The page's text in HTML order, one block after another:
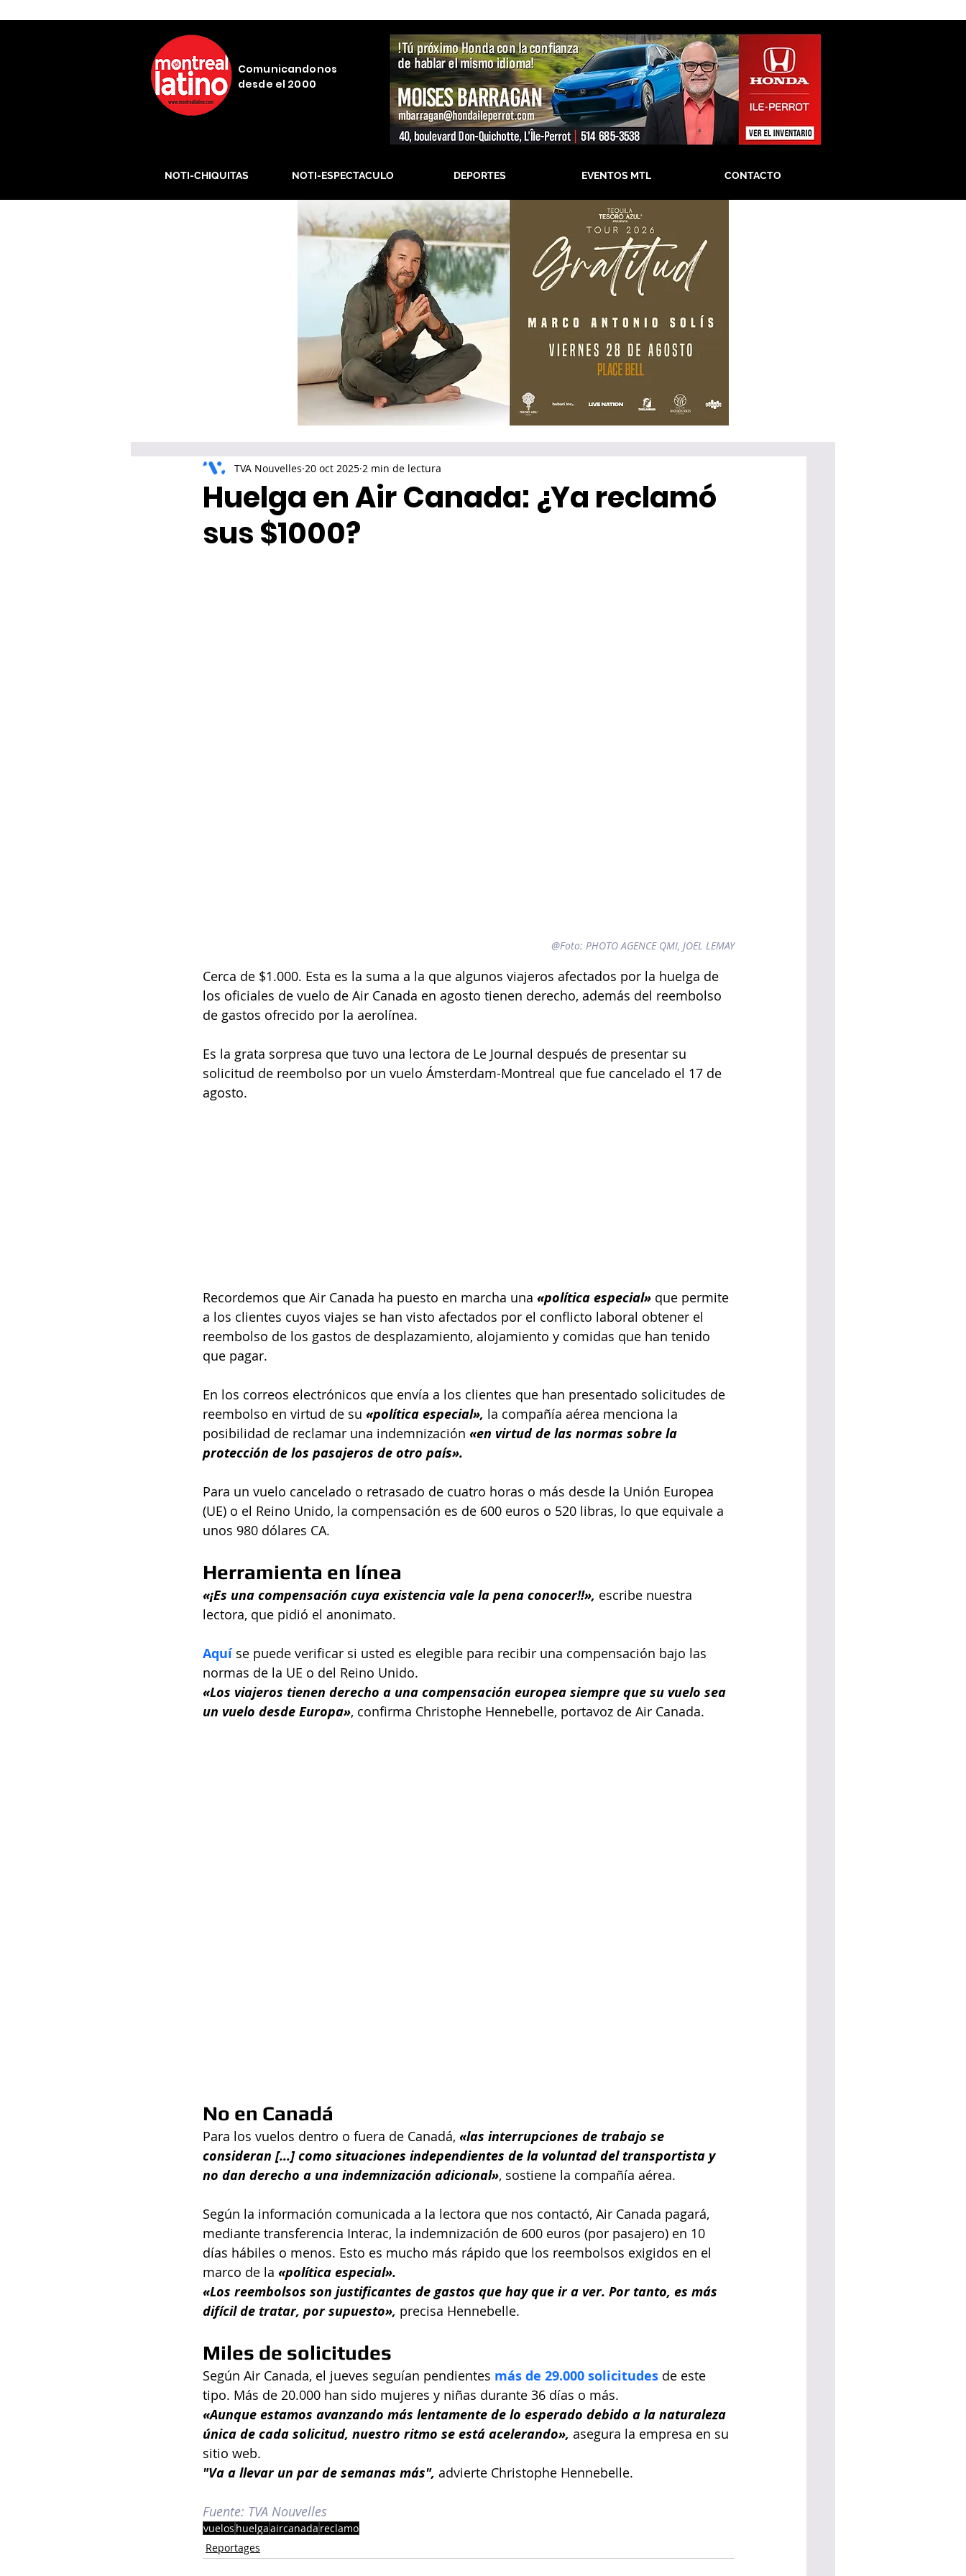
Comunicandonos
desde el 2000
NOTI-CHIQUITAS NOTI-ESPECTACULO DEPORTES EVENTOS MTL CONTACTO
Huelga en Air Canada: ¿Ya reclamó
sus $1000?
TVA Nouvelles 20 oct 2025 2 min de lectura
@Foto: PHOTO AGENCE QMI, JOEL LEMAY
Cerca de $1.000. Esta es la suma a la que algunos viajeros afectados por la huelga de
los oficiales de vuelo de Air Canada en agosto tienen derecho, además del reembolso
de gastos ofrecido por la aerolínea.
Es la grata sorpresa que tuvo una lectora de Le Journal después de presentar su
solicitud de reembolso por un vuelo Ámsterdam-Montreal que fue cancelado el 17 de
agosto.
Recordemos que Air Canada ha puesto en marcha una «política especial» que permite
a los clientes cuyos viajes se han visto afectados por el conflicto laboral obtener el
reembolso de los gastos de desplazamiento, alojamiento y comidas que han tenido
que pagar.
En los correos electrónicos que envía a los clientes que han presentado solicitudes de
reembolso en virtud de su «política especial», la compañía aérea menciona la
posibilidad de reclamar una indemnización «en virtud de las normas sobre la
protección de los pasajeros de otro país».
Para un vuelo cancelado o retrasado de cuatro horas o más desde la Unión Europea
(UE) o el Reino Unido, la compensación es de 600 euros o 520 libras, lo que equivale a
unos 980 dólares CA.
Herramienta en línea
«¡Es una compensación cuya existencia vale la pena conocer!!», escribe nuestra
lectora, que pidió el anonimato.
Aquí se puede verificar si usted es elegible para recibir una compensación bajo las
normas de la UE o del Reino Unido.
«Los viajeros tienen derecho a una compensación europea siempre que su vuelo sea
un vuelo desde Europa», confirma Christophe Hennebelle, portavoz de Air Canada.
No en Canadá
Para los vuelos dentro o fuera de Canadá, «las interrupciones de trabajo se
consideran [...] como situaciones independientes de la voluntad del transportista y
no dan derecho a una indemnización adicional», sostiene la compañía aérea.
Según la información comunicada a la lectora que nos contactó, Air Canada pagará,
mediante transferencia Interac, la indemnización de 600 euros (por pasajero) en 10
días hábiles o menos. Esto es mucho más rápido que los reembolsos exigidos en el
marco de la «política especial».
«Los reembolsos son justificantes de gastos que hay que ir a ver. Por tanto, es más
difícil de tratar, por supuesto», precisa Hennebelle.
Miles de solicitudes
Según Air Canada, el jueves seguían pendientes más de 29.000 solicitudes de este
tipo. Más de 20.000 han sido mujeres y niñas durante 36 días o más.
«Aunque estamos avanzando más lentamente de lo esperado debido a la naturaleza
única de cada solicitud, nuestro ritmo se está acelerando», asegura la empresa en su
sitio web.
"Va a llevar un par de semanas más", advierte Christophe Hennebelle.
Fuente: TVA Nouvelles
vuelos huelgaaircanada reclamo
Reportages